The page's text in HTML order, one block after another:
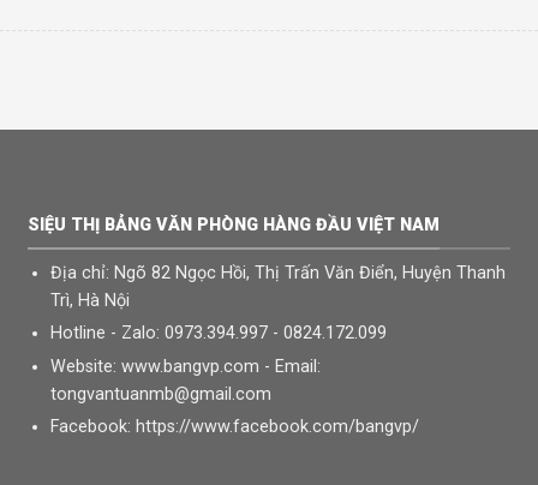
SIỆU THỊ BẢNG VĂN PHÒNG HÀNG ĐẦU VIỆT NAM
Địa chỉ: Ngõ 82 Ngọc Hồi, Thị Trấn Văn Điển, Huyện Thanh
Trì, Hà Nội
Hotline - Zalo: 0973.394.997 - 0824.172.099
Website: www.bangvp.com - Email:
tongvantuanmb@gmail.com
Facebook: https://www.facebook.com/bangvp/